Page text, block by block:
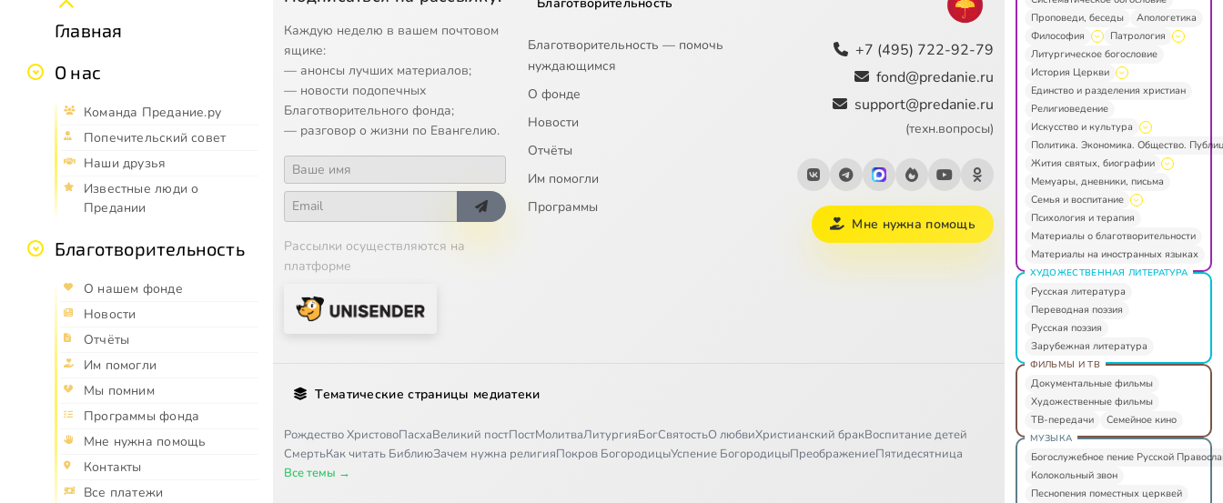
Главная
О нас
Команда Предание.ру
Попечительский совет
Наши друзья
Известные люди о
Предании
Благотворительность
О нашем фонде
Новости
Отчёты
Им помогли
Мы помним
Программы фонда
Мне нужна помощь
Контакты
Все платежи
Каждую неделю в вашем почтовом
ящике:
— анонсы лучших материалов;
— новости подопечных
Благотворительного фонда;
— разговор о жизни по Евангелию.
Рассылки осуществляются на
платформе
Благотворительность — помочь
нуждающимся
О фонде
Новости
Отчёты
Им помогли
Программы
+7 (495) 722-92-79
fond@predanie.ru
support@predanie.ru
(техн.вопросы)
Мне нужна помощь
Тематические страницы медиатеки
Рождество ХристовоПасхаВеликий постПостМолитваЛитургияБогСвятостьО любвиХристианский бракВоспитание детей
СмертьКак читать БиблиюЗачем нужна религияПокров БогородицыУспение БогородицыПреображениеПятидесятница
Все темы →
Проповеди, беседы
Апологетика
Философия
Патрология
Литургическое богословие
История Церкви
Единство и разделения христиан
Религиоведение
Искусство и культура
Политика. Экономика. Общество.
Жития святых, биографии
Мемуары, дневники, письма
Семья и воспитание
Психология и терапия
Материалы о благотворительности
Материалы на иностранных языках
ХУДОЖЕСТВЕННАЯ ЛИТЕРАТУРА
Русская литература
Переводная поэзия
Русская поэзия
Зарубежная литература
ФИЛЬМЫ И ТВ
Документальные фильмы
Художественные фильмы
ТВ-передачи
Семейное кино
МУЗЫКА
Богослужебное пение Русской
Колокольный звон
Песнопения поместных церквей